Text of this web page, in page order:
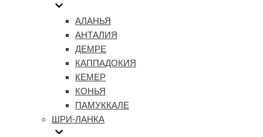
АЛАНЬЯ
АНТАЛИЯ
ДЕМРЕ
КАППАДОКИЯ
КЕМЕР
КОНЬЯ
ПАМУККАЛЕ
ШРИ-ЛАНКА